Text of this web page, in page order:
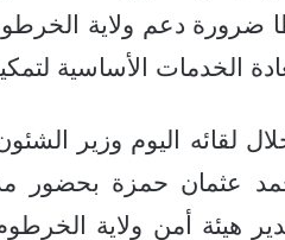
ضرورة دعم ولاية
الخدمات الأساسية
لقائه اليوم وزير
أحمد عثمان حمزة
هيئة أمن ولاية